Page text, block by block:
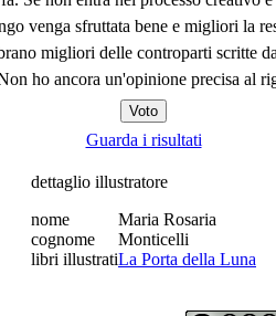
venga sfruttata bene e migliori la
migliori delle controparti scritte
ho ancora un'opinione precisa al
Guarda i risultati
dettaglio illustratore
nome
Maria Rosaria
cognome
Monticelli
libri illustratiLa Porta della Luna